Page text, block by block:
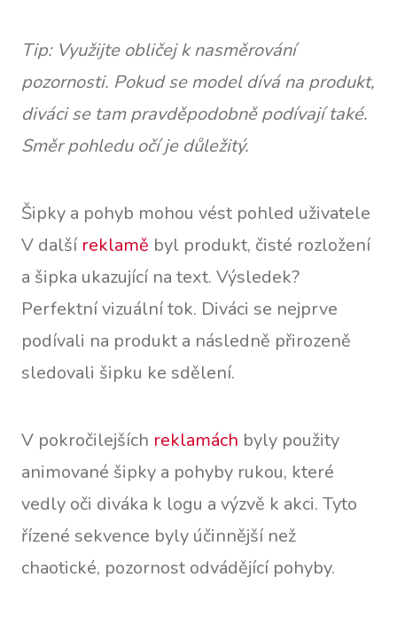
Tip: Využijte obličej k nasměrování
pozornosti. Pokud se model dívá na produkt,
diváci se tam pravděpodobně podívají také.
Směr pohledu očí je důležitý.
Šipky a pohyb mohou vést pohled uživatele
V další reklamě byl produkt, čisté rozložení
a šipka ukazující na text. Výsledek?
Perfektní vizuální tok. Diváci se nejprve
podívali na produkt a následně přirozeně
sledovali šipku ke sdělení.
V pokročilejších reklamách byly použity
animované šipky a pohyby rukou, které
vedly oči diváka k logu a výzvě k akci. Tyto
řízené sekvence byly účinnější než
chaotické, pozornost odvádějící pohyby.